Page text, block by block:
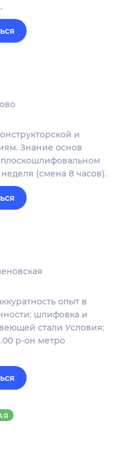
и
Знание основ
(смена 8 часов).
опыт в
шлифовка и
стали Условия:
р-он метро